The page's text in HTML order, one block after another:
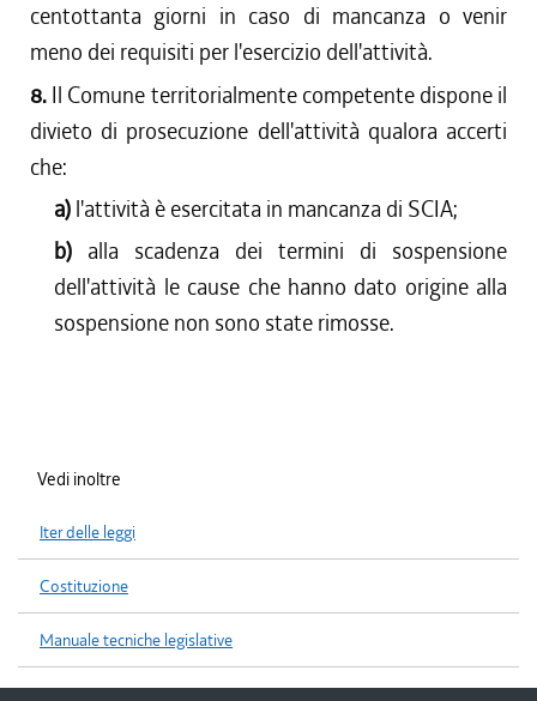
centottanta giorni in caso di mancanza o venir
meno dei requisiti per l'esercizio dell'attività.
8. Il Comune territorialmente competente dispone il
divieto di prosecuzione dell'attività qualora accerti
che:
a) l'attività è esercitata in mancanza di SCIA;
b) alla scadenza dei termini di sospensione
dell'attività le cause che hanno dato origine alla
sospensione non sono state rimosse.
Vedi inoltre
Iter delle leggi
Costituzione
Manuale tecniche legislative